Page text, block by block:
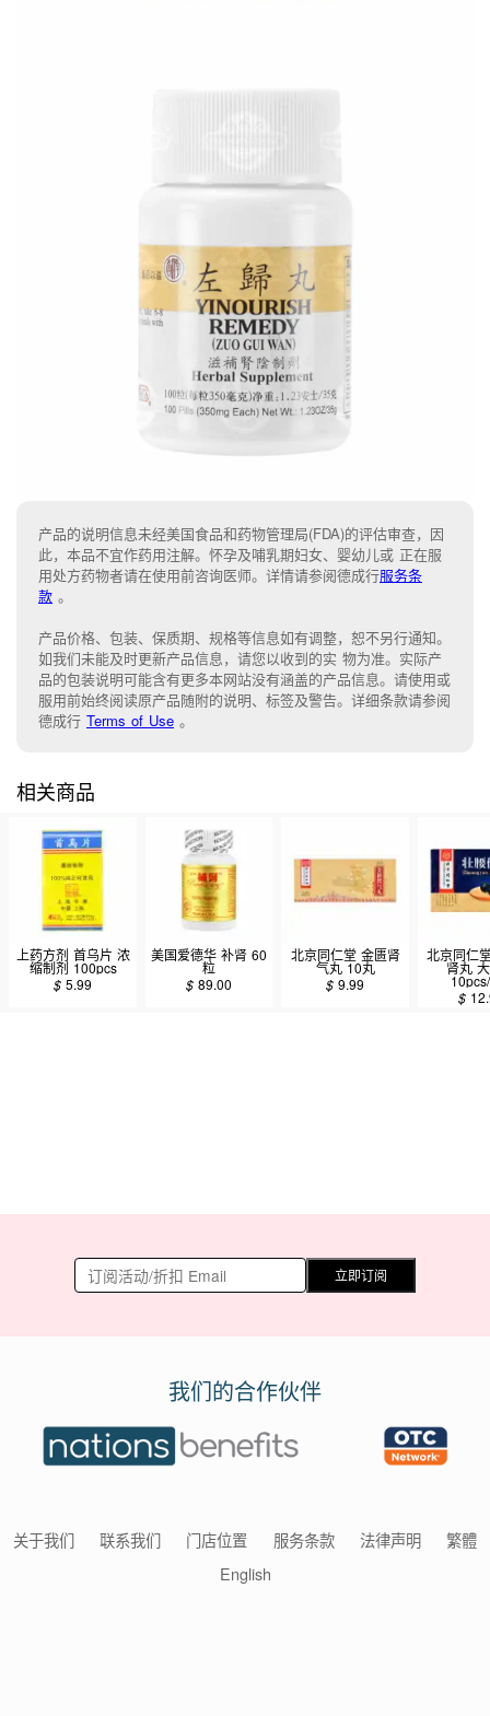
产品的说明信息未经美国食品和药物管理局(FDA)的评估审查，因
此，本品不宜作药用注解。怀孕及哺乳期妇女、婴幼儿或 正在服
用处方药物者请在使用前咨询医师。详情请参阅德成行服务条
款 。
产品价格、包装、保质期、规格等信息如有调整，恕不另行通知。
如我们未能及时更新产品信息， 请您以收到的实 物为准。 实际产
品的包装说明可能含有更多本网站没有涵盖的产品信息。请使用或
服用前始终阅读原产品随附的说明、 标签及警告。 详细条款请参阅
德成行 Terms of Use 。
相关商品
上药方剂 首乌片 浓
缩制剂 100pcs
$5.99
美国爱德华 补肾 60
粒
$89.00
北京同仁堂 金匮肾
气丸 10丸
$9.99
北京同仁
肾丸
$
立即订阅
我们的合作伙伴
关于我们 联系我们 门店位置 服务条款 法律声明
繁體
English